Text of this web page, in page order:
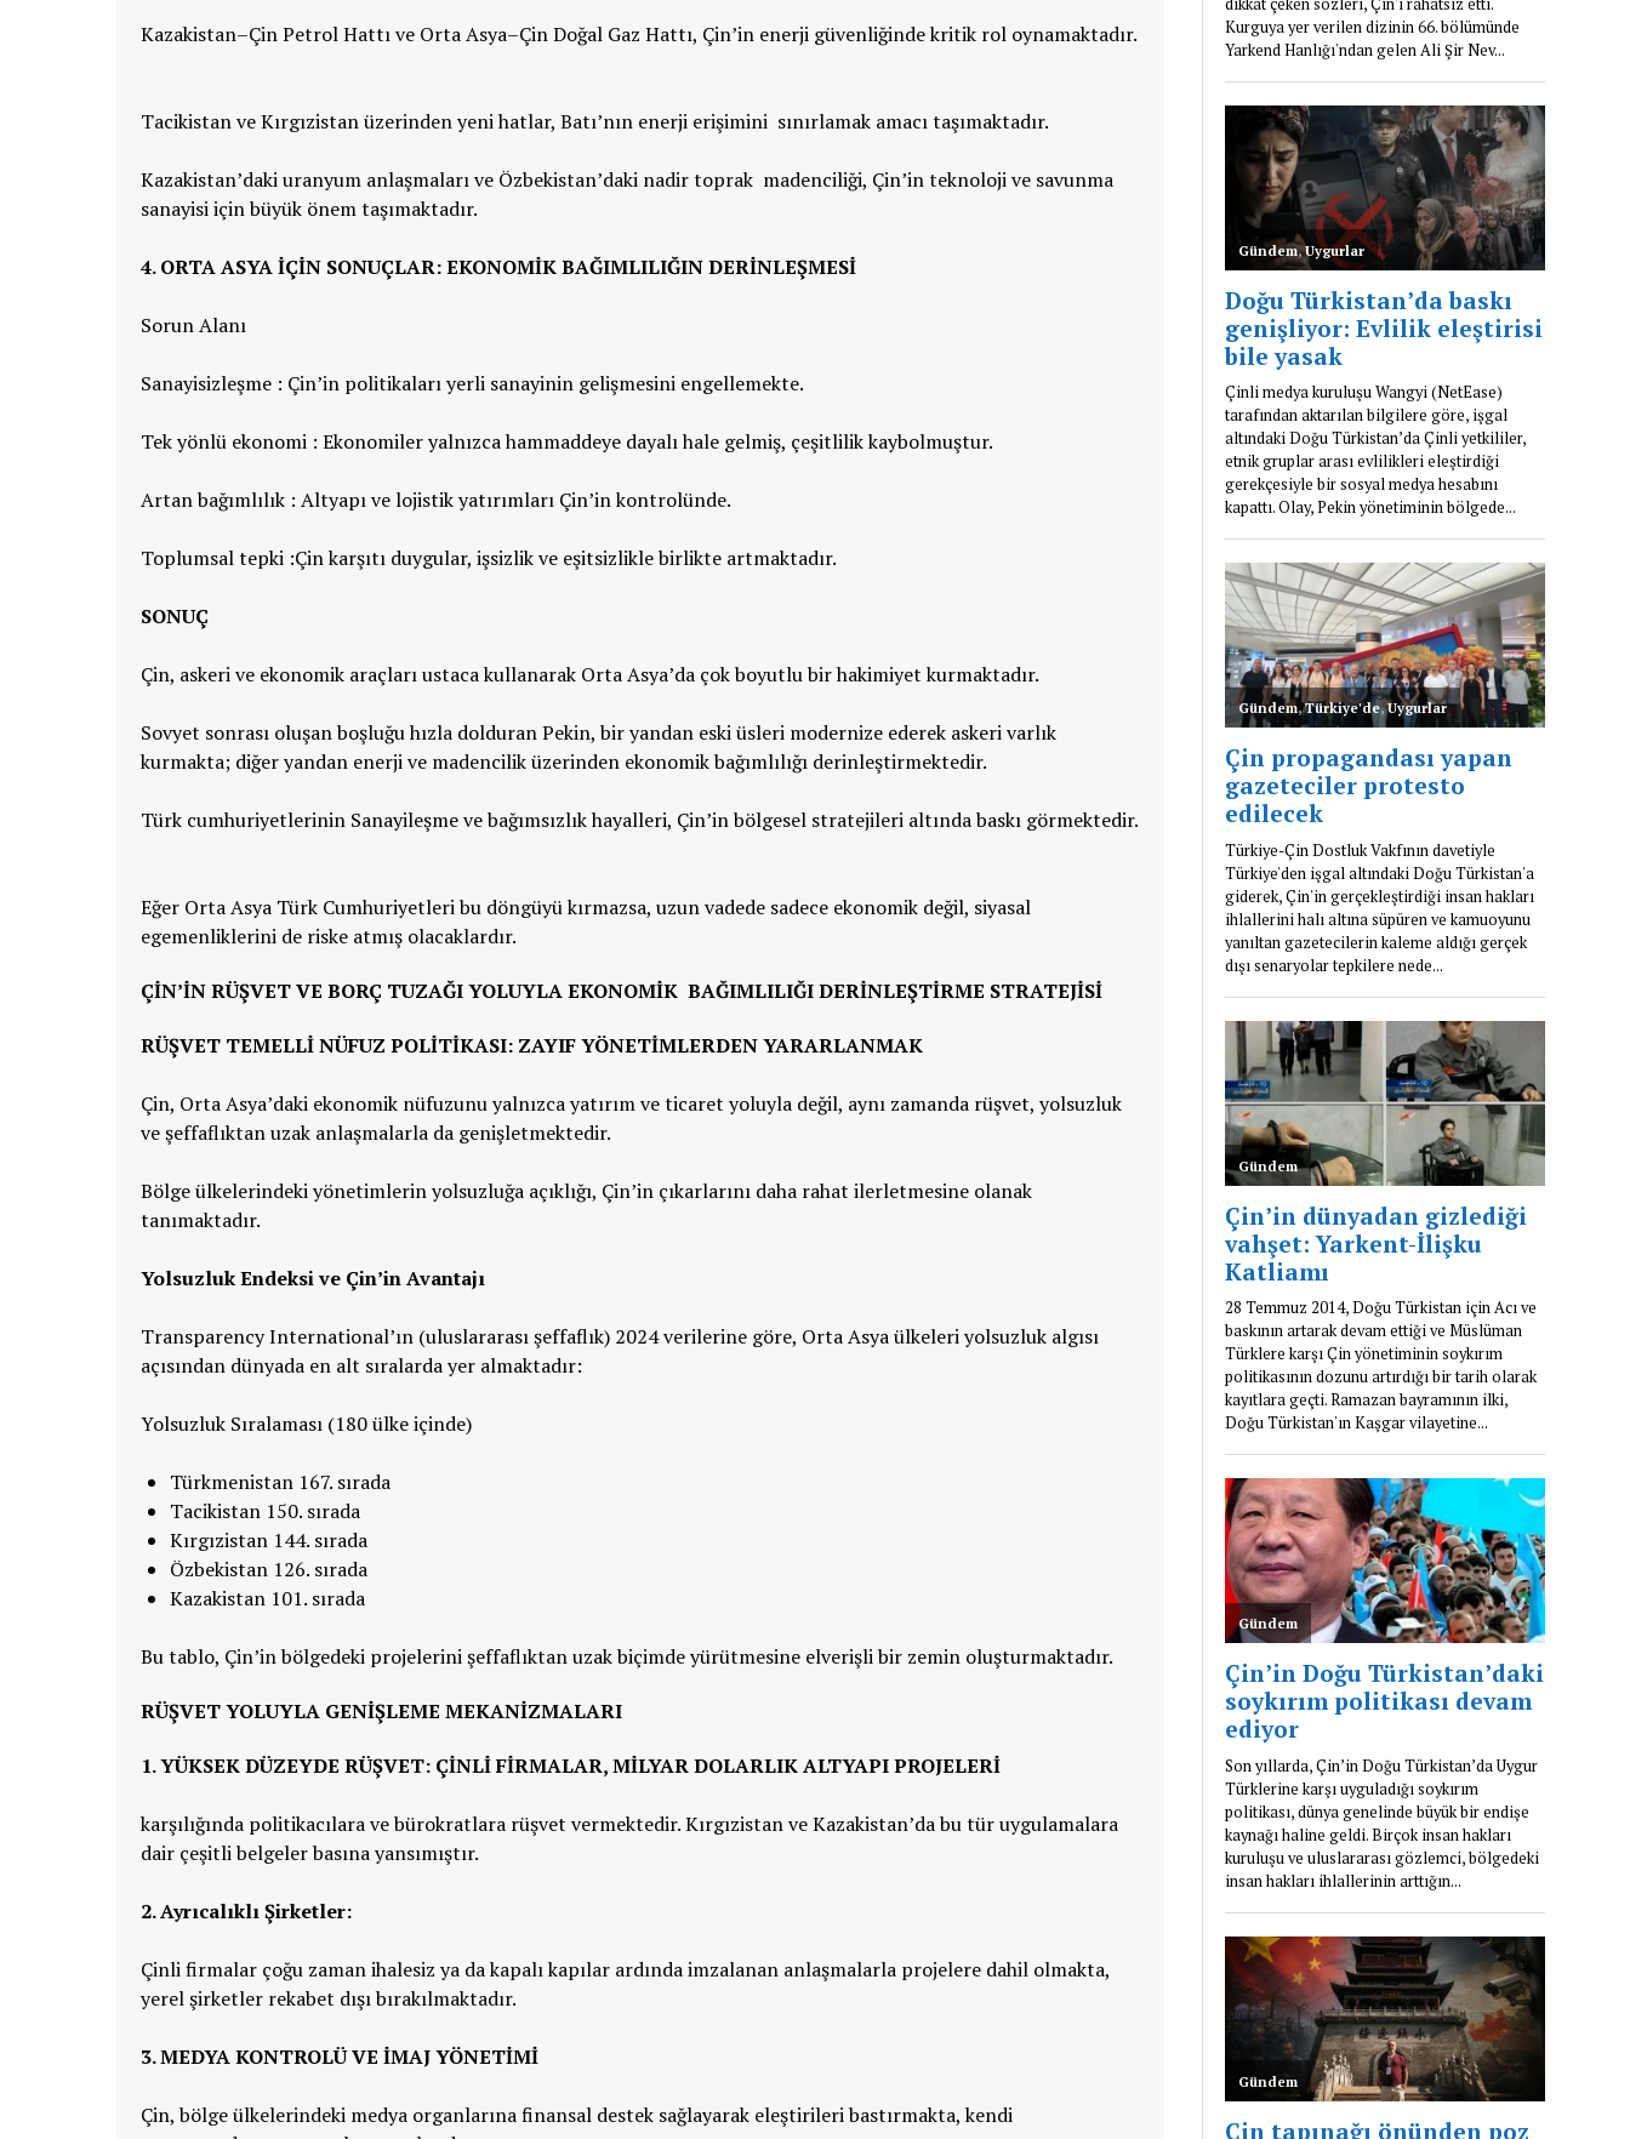
Kazakistan–Çin Petrol Hattı ve Orta Asya–Çin Doğal Gaz Hattı, Çin’in enerji güvenliğinde kritik rol oynamaktadır.
Tacikistan ve Kırgızistan üzerinden yeni hatlar, Batı’nın enerji erişimini sınırlamak amacı taşımaktadır.
Kazakistan’daki uranyum anlaşmaları ve Özbekistan’daki nadir toprak madenciliği, Çin’in teknoloji ve savunma
sanayisi için büyük önem taşımaktadır.
4. ORTA ASYA İÇIN SONUÇLAR: EKONOMIK BAĞIMLILIĞIN DERINLEŞMESI
Sorun Alanı
Sanayisizleşme : Çin’in politikaları yerli sanayinin gelişmesini engellemekte.
Tek yönlü ekonomi : Ekonomiler yalnızca hammaddeye dayalı hale gelmiş, çeşitlilik kaybolmuştur.
Artan bağımlılık : Altyapı ve lojistik yatırımları Çin’in kontrolünde.
Toplumsal tepki :Çin karşıtı duygular, işsizlik ve eşitsizlikle birlikte artmaktadır.
SONUÇ
Çin, askeri ve ekonomik araçları ustaca kullanarak Orta Asya’da çok boyutlu bir hakimiyet kurmaktadır.
Sovyet sonrası oluşan boşluğu hızla dolduran Pekin, bir yandan eski üsleri modernize ederek askeri varlık
kurmakta; diğer yandan enerji ve madencilik üzerinden ekonomik bağımlılığı derinleştirmektedir.
Türk cumhuriyetlerinin Sanayileşme ve bağımsızlık hayalleri, Çin’in bölgesel stratejileri altında baskı görmektedir.
Eğer Orta Asya Türk Cumhuriyetleri bu döngüyü kırmazsa, uzun vadede sadece ekonomik değil, siyasal
egemenliklerini de riske atmış olacaklardır.
ÇIN’IN RÜŞVET VE BORÇ TUZAĞI YOLUYLA EKONOMIK BAĞIMLILIĞI DERINLEŞTIRME STRATEJISI
RÜŞVET TEMELLI NÜFUZ POLITIKASI: ZAYIF YÖNETIMLERDEN YARARLANMAK
Çin, Orta Asya’daki ekonomik nüfuzunu yalnızca yatırım ve ticaret yoluyla değil, aynı zamanda rüşvet, yolsuzluk
ve şeffaflıktan uzak anlaşmalarla da genişletmektedir.
Bölge ülkelerindeki yönetimlerin yolsuzluğa açıklığı, Çin’in çıkarlarını daha rahat ilerletmesine olanak
tanımaktadır.
Yolsuzluk Endeksi ve Çin’in Avantajı
Transparency International’ın (uluslararası şeffaflık) 2024 verilerine göre, Orta Asya ülkeleri yolsuzluk algısı
açısından dünyada en alt sıralarda yer almaktadır:
Yolsuzluk Sıralaması (180 ülke içinde)
Türkmenistan 167. sırada
Tacikistan 150. sırada
Kırgızistan 144. sırada
Özbekistan 126. sırada
Kazakistan 101. sırada
Bu tablo, Çin’in bölgedeki projelerini şeffaflıktan uzak biçimde yürütmesine elverişli bir zemin oluşturmaktadır.
RÜŞVET YOLUYLA GENIŞLEME MEKANIZMALARI
1.YÜKSEK DÜZEYDE RÜŞVET: ÇINLI FIRMALAR, MILYAR DOLARLIK ALTYAPI PROJELERI
karşılığında politikacılara ve bürokratlara rüşvet vermektedir. Kırgızistan ve Kazakistan’da bu tür uygulamalara
dair çeşitli belgeler basına yansımıştır.
2. Ayrıcalıklı Şirketler:
Çinli firmalar çoğu zaman ihalesiz ya da kapalı kapılar ardında imzalanan anlaşmalarla projelere dahil olmakta,
yerel şirketler rekabet dışı bırakılmaktadır.
3. MEDYA KONTROLÜ VE İMAJ YÖNETIMI
Çin, bölge ülkelerindeki medya organlarına finansal destek sağlayarak eleştirileri bastırmakta, kendi